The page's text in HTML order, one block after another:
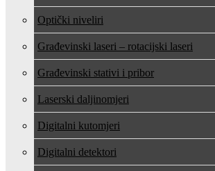
Optički niveliri
Građevinski laseri – rotacijski laseri
Građevinski stativi i pribor
Laserski daljinomjeri
Digitalni kutomjeri
Digitalni detektori